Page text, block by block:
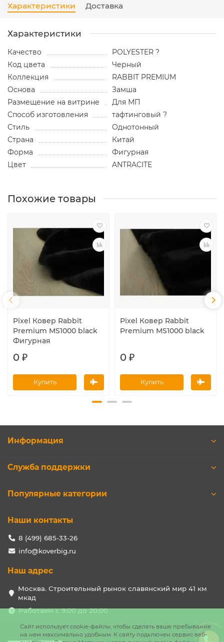
Характеристики Доставка
Характеристики
Качество
POLYESTER ?
Код цвета
Черный
Коллекция
RABBIT PREMIUM
Основа
Замша
Размещение на витрине
Для МП
Способ изготовления
тафтинговый ?
Стиль
Однотонный
Страна
Китай
Форма
Фигурная
Цвет
ANTRACITE
Похожие товары
Pixel Ковер Rabbit
Premium MS1000 black
Фигурная
0 ₽
Купить
Pixel Ковер Rabbit
Premium MS1000 black
0 ₽
Купить
Сайт использует cookie-файлы, чтобы сделать ваше пребывание
на нем максимально удобным. К cайту подключен сервис веб-
Информация
Служба поддержки
Популярные категории
Наши контакты
8 (499) 685-33-26
info@koverbig.ru
Наш адрес
Москва. Строительный рынок славянский мир 41 км
мкад
Работаем с 9:00 до 20:00